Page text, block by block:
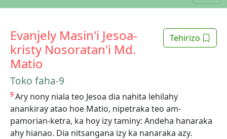
Tehirizo
Evanjely Masin'i Jesoa-
kristy Nosoratan'i Md.
Matio
Toko faha-9
9Ary nony niala teo Jesoa dia nahita lehilahy
anankiray atao hoe Matio, nipetraka teo am-
pamorian-ketra, ka hoy izy taminy: Andeha hanaraka
ahy hianao. Dia nitsangana izy ka nanaraka azy.